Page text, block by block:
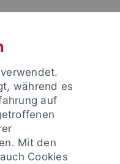
während es
auf
Mit den
Cookies